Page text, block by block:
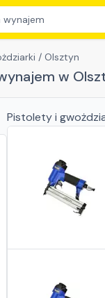
wynajem
/ Olsztyn
w
Pistolety i